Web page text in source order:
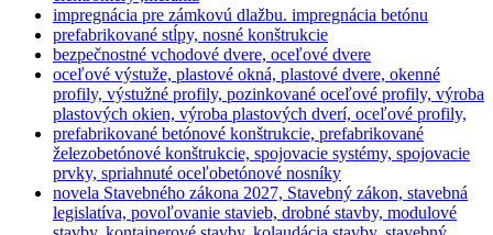
impregnácia pre zámkovú dlažbu. impregnácia betónu
prefabrikované stĺpy, nosné konštrukcie
bezpečnostné vchodové dvere, oceľové dvere
oceľové výstuže, plastové okná, plastové dvere, okenné
profily, výstužné profily, pozinkované oceľové profily, výroba
plastových okien, výroba plastových dverí, oceľové profily,
prefabrikované betónové konštrukcie, prefabrikované
železobetónové konštrukcie, spojovacie systémy, spojovacie
prvky, spriahnuté oceľobetónové nosníky
novela Stavebného zákona 2027, Stavebný zákon, stavebná
legislatíva, povoľovanie stavieb, drobné stavby, modulové